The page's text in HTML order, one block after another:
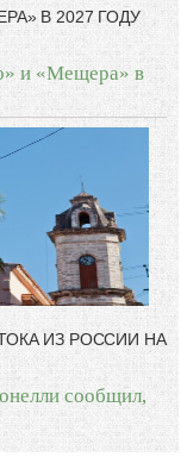
В 2027 ГОДУ
и «Мещера» в
ИЗ РОССИИ НА
сообщил,